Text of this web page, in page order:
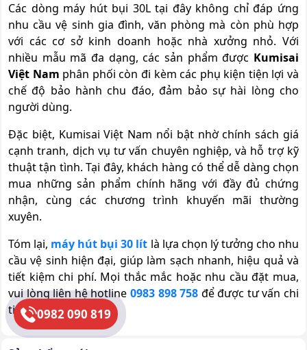
Các dòng máy hút bụi 30L tại đây không chỉ đáp ứng
nhu cầu vệ sinh gia đình, văn phòng mà còn phù hợp
với các cơ sở kinh doanh hoặc nhà xưởng nhỏ. Với
nhiều mẫu mã đa dạng, các sản phẩm được Kumisai
Việt Nam phân phối còn đi kèm các phụ kiện tiện lợi và
chế độ bảo hành chu đáo, đảm bảo sự hài lòng cho
người dùng.
Đặc biệt, Kumisai Việt Nam nổi bật nhờ chính sách giá
cạnh tranh, dịch vụ tư vấn chuyên nghiệp, và hỗ trợ kỹ
thuật tận tình. Tại đây, khách hàng có thể dễ dàng chọn
mua những sản phẩm chính hãng với đầy đủ chứng
nhận, cùng các chương trình khuyến mãi thường
xuyên.
Tóm lại, máy hút bụi 30 lít là lựa chọn lý tưởng cho nhu
cầu vệ sinh hiện đại, giúp làm sạch nhanh, hiệu quả và
tiết kiệm chi phí. Mọi thắc mắc hoặc nhu cầu đặt mua,
vui lòng liên hệ hotline 0983 898 758 để được tư vấn chi
tiết.
0982 090 819